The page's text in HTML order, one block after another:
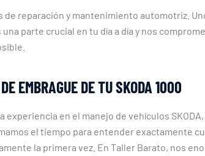
reparación y mantenimiento automotriz.
parte crucial en tu día a día y nos
EMBRAGUE DE TU SKODA 1000
en el manejo de vehículos
el tiempo para entender exactamente
la primera vez. En Taller Barato, nos